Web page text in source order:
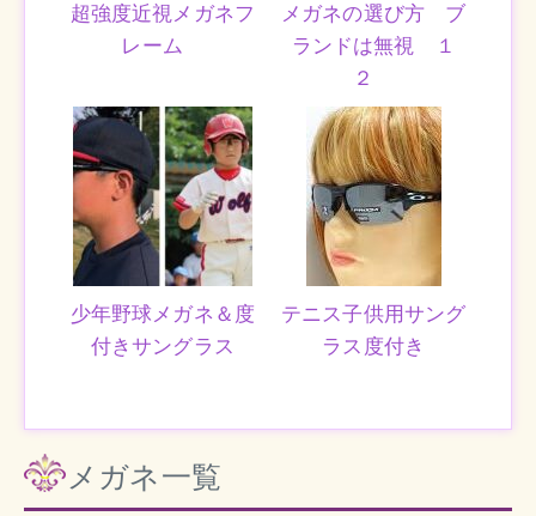
超強度近視メガネフ
レーム
メガネの選び方 ブ
ランドは無視 １
２
少年野球メガネ＆度
付きサングラス
テニス子供用サング
ラス度付き
メガネ一覧